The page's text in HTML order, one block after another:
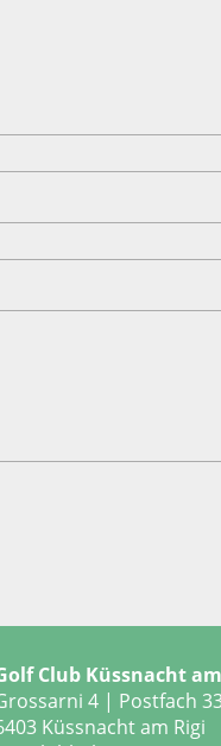
Club Küssnacht
4 | Postfach
Küssnacht am Rigi